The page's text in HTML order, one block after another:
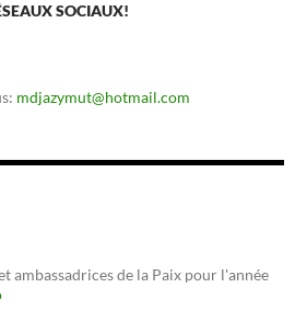
SOCIAUX!
mdjazymut@hotmail.com
ambassadrices de la Paix pour l'année